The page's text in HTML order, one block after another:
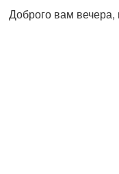
Доброго вам вечера,